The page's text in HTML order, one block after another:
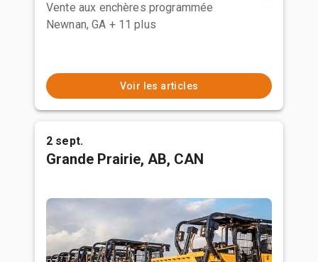
Vente aux enchères programmée
Newnan, GA + 11 plus
Voir les articles
2 sept.
Grande Prairie, AB, CAN